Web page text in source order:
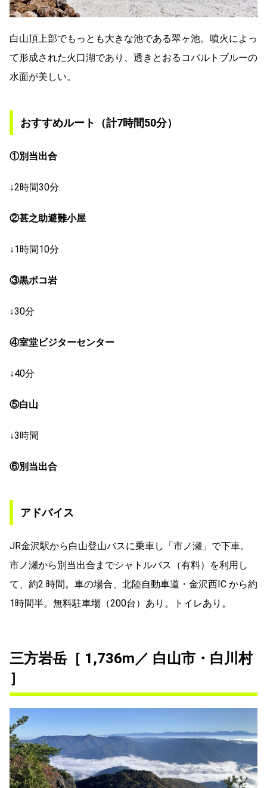
白山頂上部でもっとも大きな池である翠ヶ池。噴火によっ
て形成された火口湖であり、透きとおるコバルトブルーの
水面が美しい。
おすすめルート（計7時間50分）
①別当出合
↓2時間30分
②甚之助避難小屋
↓1時間10分
③黒ボコ岩
↓30分
④室堂ビジターセンター
↓40分
⑤白山
↓3時間
⑥別当出合
アドバイス
JR金沢駅から白山登山バスに乗車し「市ノ瀬」で下車。
市ノ瀬から別当出合までシャトルバス（有料）を利用し
て、約2 時間。車の場合、北陸自動車道・金沢西IC から約
1時間半。無料駐車場（200台）あり。トイレあり。
三方岩岳［ 1,736m／ 白山市・白川村
］